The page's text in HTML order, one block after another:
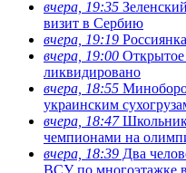
вчера, 19:35
визит в Сербию
вчера, 19:19
вчера, 19:00 Открытое
ликвидировано
вчера, 18:55
украинским
вчера, 18:47
чемпионами на
вчера, 18:39 Два
ВСУ по многоэтажке